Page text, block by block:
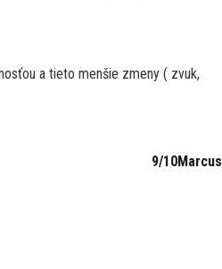
a tieto menšie zmeny ( zvuk,
9/10Marcus